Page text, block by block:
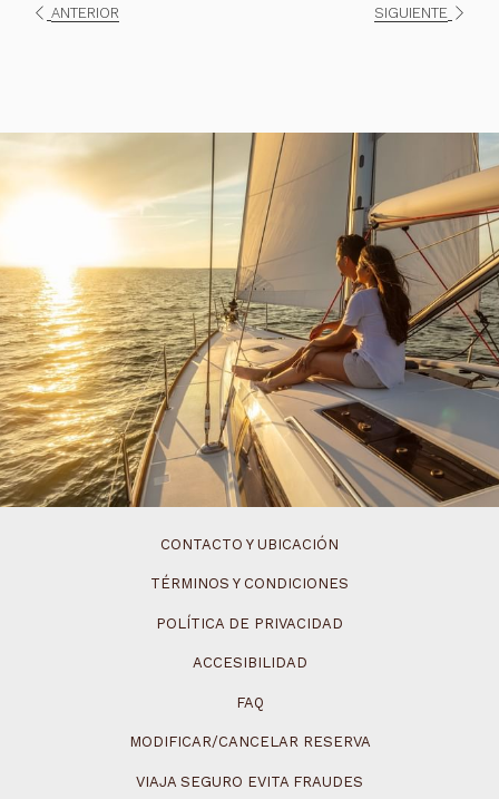
ANTERIOR SIGUIENTE
CONTACTO Y UBICACIÓN
TÉRMINOS Y CONDICIONES
POLÍTICA DE PRIVACIDAD
ACCESIBILIDAD
FAQ
MODIFICAR/CANCELAR RESERVA
VIAJA SEGURO EVITA FRAUDES